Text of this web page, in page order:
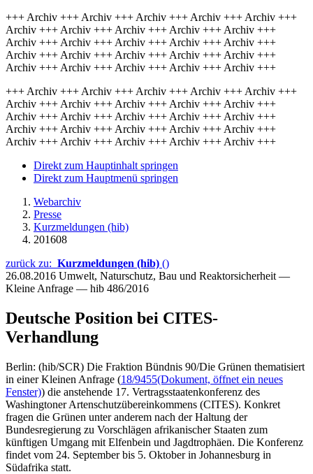
+++ Archiv +++ Archiv +++ Archiv +++ Archiv +++ Archiv +++
Archiv +++ Archiv +++ Archiv +++ Archiv +++ Archiv +++
Archiv +++ Archiv +++ Archiv +++ Archiv +++ Archiv +++
Archiv +++ Archiv +++ Archiv +++ Archiv +++ Archiv +++
Archiv +++ Archiv +++ Archiv +++ Archiv +++ Archiv +++
+++ Archiv +++ Archiv +++ Archiv +++ Archiv +++ Archiv +++
Archiv +++ Archiv +++ Archiv +++ Archiv +++ Archiv +++
Archiv +++ Archiv +++ Archiv +++ Archiv +++ Archiv +++
Archiv +++ Archiv +++ Archiv +++ Archiv +++ Archiv +++
Archiv +++ Archiv +++ Archiv +++ Archiv +++ Archiv +++
Direkt zum Hauptinhalt springen
Direkt zum Hauptmenü springen
Webarchiv
Presse
Kurzmeldungen (hib)
201608
zurück zu: Kurzmeldungen (hib) ()
26.08.2016 Umwelt, Naturschutz, Bau und Reaktorsicherheit —
Kleine Anfrage — hib 486/2016
Deutsche Position bei CITES-
Verhandlung
Berlin: (hib/SCR) Die Fraktion Bündnis 90/Die Grünen thematisiert
in einer Kleinen Anfrage (18/9455(Dokument, öffnet ein neues
Fenster)) die anstehende 17. Vertragsstaatenkonferenz des
Washingtoner Artenschutzübereinkommens (CITES). Konkret
fragen die Grünen unter anderem nach der Haltung der
Bundesregierung zu Vorschlägen afrikanischer Staaten zum
künftigen Umgang mit Elfenbein und Jagdtrophäen. Die Konferenz
findet vom 24. September bis 5. Oktober in Johannesburg in
Südafrika statt.